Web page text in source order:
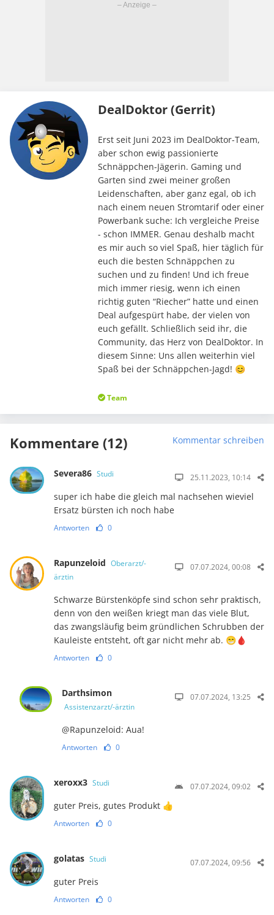
DealDoktor (Gerrit)
Erst seit Juni 2023 im DealDoktor-Team,
aber schon ewig passionierte
Schnäppchen-Jägerin. Gaming und
Garten sind zwei meiner großen
Leidenschaften, aber ganz egal, ob ich
nach einem neuen Stromtarif oder einer
Powerbank suche: Ich vergleiche Preise
- schon IMMER. Genau deshalb macht
es mir auch so viel Spaß, hier täglich für
euch die besten Schnäppchen zu
suchen und zu finden! Und ich freue
mich immer riesig, wenn ich einen
richtig guten “Riecher” hatte und einen
Deal aufgespürt habe, der vielen von
euch gefällt. Schließlich seid ihr, die
Community, das Herz von DealDoktor. In
diesem Sinne: Uns allen weiterhin viel
Spaß bei der Schnäppchen-Jagd! 😊
Team
Kommentare (12) Kommentar schreiben
Severa86 Studi 25.11.2023, 10:14
super ich habe die gleich mal nachsehen wieviel
Ersatz bürsten ich noch habe
Antworten 0
Rapunzeloid Oberarzt/-
ärztin
07.07.2024, 00:08
Schwarze Bürstenköpfe sind schon sehr praktisch,
denn von den weißen kriegt man das viele Blut,
das zwangsläufig beim gründlichen Schrubben der
Kauleiste entsteht, oft gar nicht mehr ab. 😁🩸
Antworten 0
Darthsimon
Assistenzarzt/-ärztin
07.07.2024, 13:25
@Rapunzeloid: Aua!
Antworten 0
xeroxx3 Studi 07.07.2024, 09:02
guter Preis, gutes Produkt 👍
Antworten 0
golatas Studi 07.07.2024, 09:56
guter Preis
Antworten 0